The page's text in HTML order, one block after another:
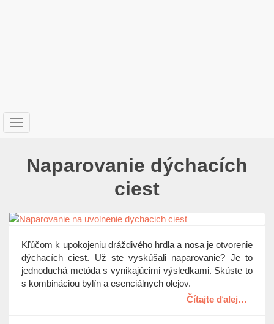
T
a
Naparovanie dýchacích
ciest
Kľúčom k upokojeniu dráždivého hrdla a nosa je otvorenie
dýchacích ciest. Už ste vyskúšali naparovanie? Je to
jednoduchá metóda s vynikajúcimi výsledkami. Skúste to
s kombináciou bylín a esenciálnych olejov.
Čítajte ďalej…